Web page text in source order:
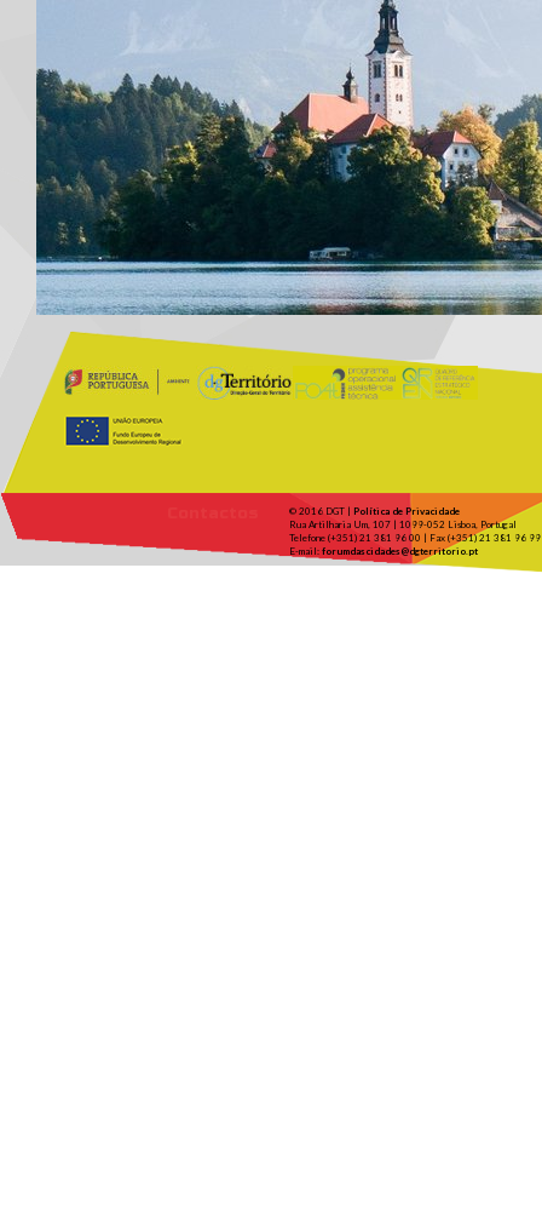
© 2016 DGT | Política de Privacidade
Rua Artilharia Um, 107 | 1099-052 Lisboa, Portugal
Telefone (+351) 21 381 96 00 | Fax (+351) 21 381 96 99
E-mail: forumdascidades@dgterritorio.pt